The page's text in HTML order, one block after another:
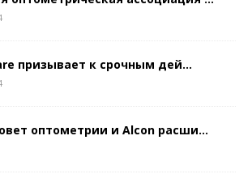
призывает к срочным дей...
оптометрии и Alcon расши...